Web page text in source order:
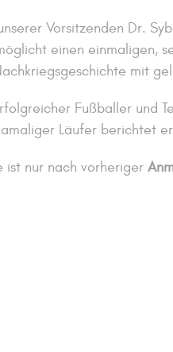
Vorsitzenden Dr.
einen einmaligen,
mit
Fußballer und
Läufer berichtet
ist nur nach vorheriger